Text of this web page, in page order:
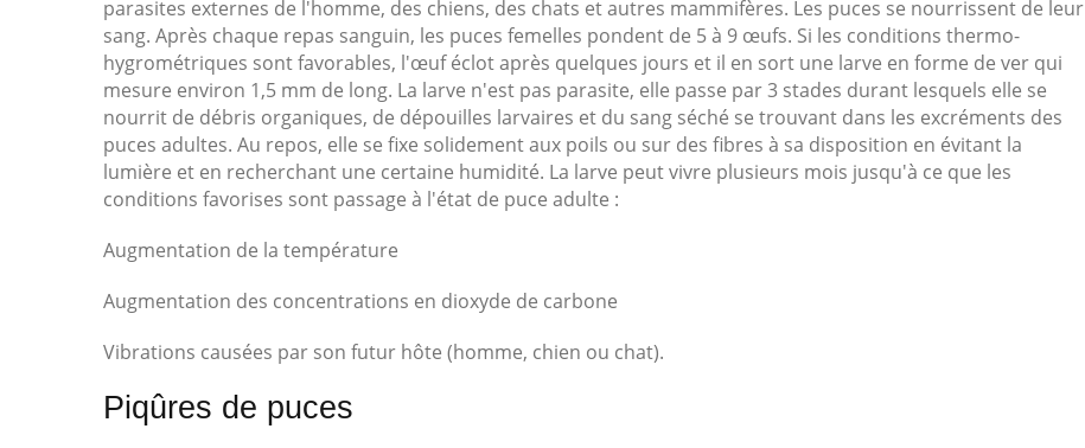
parasites externes de l'homme, des chiens, des chats et autres mammifères. Les puces se nourrissent de leur
sang. Après chaque repas sanguin, les puces femelles pondent de 5 à 9 œufs. Si les conditions thermo-
hygrométriques sont favorables, l'œuf éclot après quelques jours et il en sort une larve en forme de ver qui
mesure environ 1,5 mm de long. La larve n'est pas parasite, elle passe par 3 stades durant lesquels elle se
nourrit de débris organiques, de dépouilles larvaires et du sang séché se trouvant dans les excréments des
puces adultes. Au repos, elle se fixe solidement aux poils ou sur des fibres à sa disposition en évitant la
lumière et en recherchant une certaine humidité. La larve peut vivre plusieurs mois jusqu'à ce que les
conditions favorises sont passage à l'état de puce adulte :
Augmentation de la température
Augmentation des concentrations en dioxyde de carbone
Vibrations causées par son futur hôte (homme, chien ou chat).
Piqûres de puces